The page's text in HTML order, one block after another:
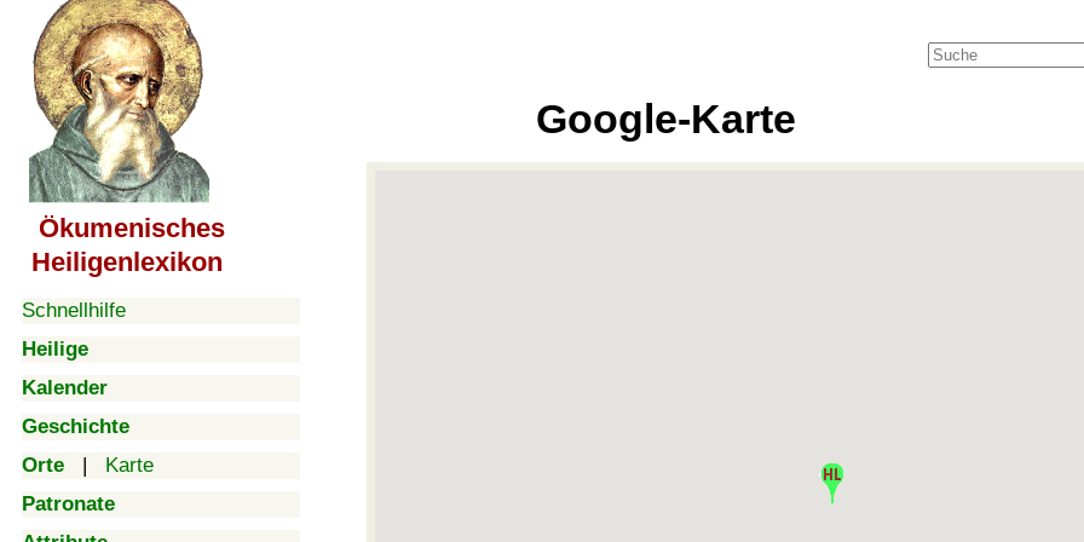
Ökumenisches
Heiligenlexikon
Schnellhilfe
Heilige
Kalender
Geschichte
Orte | Karte
Patronate
Google-Karte